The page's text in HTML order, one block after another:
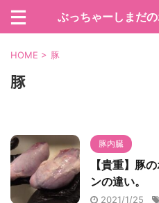
ぶっちゃーしまだ
HOME > 豚
豚
豚内臓
【貴重】豚
ンの違い。
2021/1/25